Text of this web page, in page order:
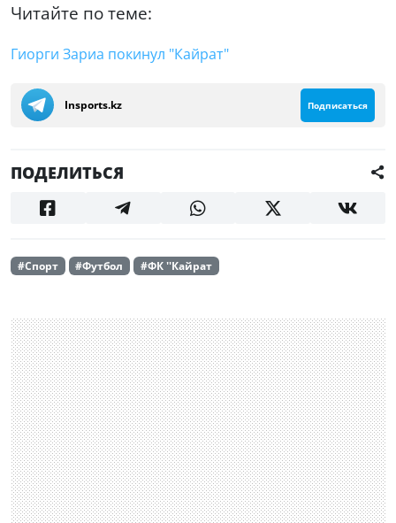
Читайте по теме:
Гиорги Зариа покинул "Кайрат"
Insports.kz Подписаться
ПОДЕЛИТЬСЯ
#Спорт #Футбол #ФК ''Кайрат